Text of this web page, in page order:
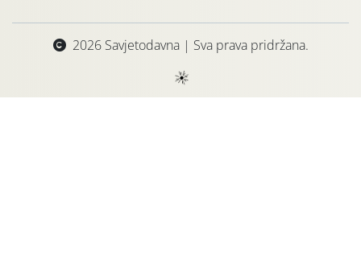
2026 Savjetodavna | Sva prava pridržana.